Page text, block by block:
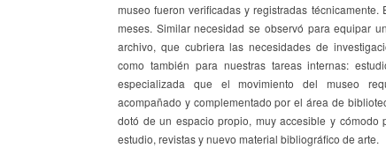
museo fueron verificadas y registradas técnicamente.
meses. Similar necesidad se observó para equipar
archivo, que cubriera las necesidades de
como también para nuestras tareas internas:
especializada que el movimiento del museo
acompañado y complementado por el área de
dotó de un espacio propio, muy accesible y cómodo
estudio, revistas y nuevo material bibliográfico de arte.